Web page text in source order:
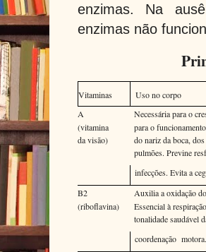
enzimas. Na
enzimas não
Vitaminas Uso no corpo
A
Necessária para o
(vitamina
para o
da visão)
do nariz da boca,
pulmões. Previne
infecções. Evita a
B2
Auxilia a oxidação
(riboflavina)
Essencial à
tonalidade saudável
coordenação motora.